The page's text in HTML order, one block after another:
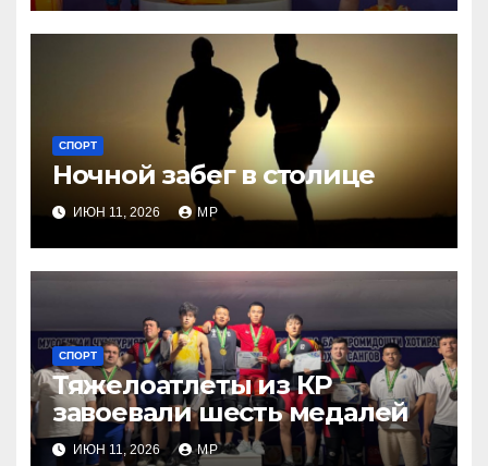
СПОРТ
Ночной забег в столице
ИЮН 11, 2026 MP
СПОРТ
Тяжелоатлеты из КР
завоевали шесть медалей
ИЮН 11, 2026 MP